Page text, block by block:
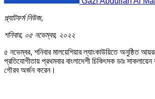
প্ল্যাটফর্ম নিউজ,
শনিবার, ০৫ নভেম্বর, ২০২২
৫ নভেম্বর, শনিবার মালয়েশিয়ার ল্যাংকাউয়িতে অনুষ্ঠিত
প্রতিযোগীতায় প্রথমবার বাংলাদেশী চিকিৎসক ডাঃ
গৌরব অর্জন করেন।